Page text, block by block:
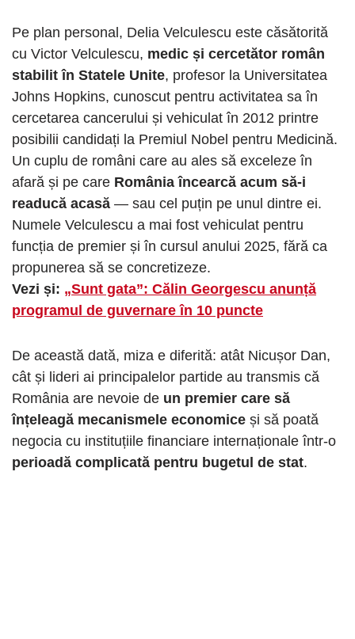
Pe plan personal, Delia Velculescu este căsătorită
cu Victor Velculescu, medic și cercetător român
stabilit în Statele Unite, profesor la Universitatea
Johns Hopkins, cunoscut pentru activitatea sa în
cercetarea cancerului și vehiculat în 2012 printre
posibilii candidați la Premiul Nobel pentru Medicină.
Un cuplu de români care au ales să exceleze în
afară și pe care România încearcă acum să-i
readucă acasă — sau cel puțin pe unul dintre ei.
Numele Velculescu a mai fost vehiculat pentru
funcția de premier și în cursul anului 2025, fără ca
propunerea să se concretizeze.
Vezi și: „Sunt gata”: Călin Georgescu anunță
programul de guvernare în 10 puncte
De această dată, miza e diferită: atât Nicușor Dan,
cât și lideri ai principalelor partide au transmis că
România are nevoie de un premier care să
înțeleagă mecanismele economice și să poată
negocia cu instituțiile financiare internaționale într-o
perioadă complicată pentru bugetul de stat.